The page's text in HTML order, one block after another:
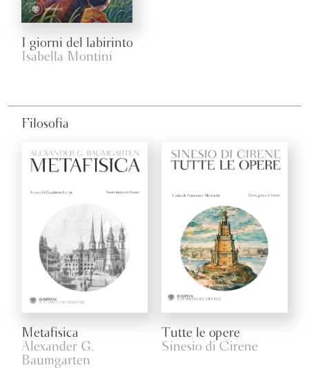
I giorni del labirinto
Isabella Montini
Filosofia
Metafisica
Alexander G.
Baumgarten
Tutte le opere
Sinesio di Cirene